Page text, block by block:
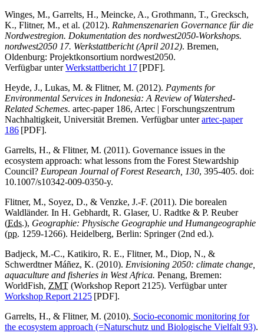
Winges, M., Garrelts, H., Meincke, A., Grothmann, T., Grecksch,
K., Flitner, M., et al. (2012). Rahmenszenarien Governance für die
Nordwestregion. Dokumentation des nordwest2050-Workshops.
nordwest2050 17. Werkstattbericht (April 2012). Bremen,
Oldenburg: Projektkonsortium nordwest2050.
Verfügbar unterWerkstattbericht 17 [PDF].
Heyde, J., Lukas, M. & Flitner, M. (2012). Payments for
Environmental Services in Indonesia: A Review of Watershed-
Related Schemes. artec-paper 186, Artec | Forschungszentrum
Nachhaltigkeit, Universität Bremen. Verfügbar unterartec-paper
186 [PDF].
Garrelts, H., & Flitner, M. (2011). Governance issues in the
ecosystem approach: what lessons from the Forest Stewardship
Council? European Journal of Forest Research, 130, 395-405. doi:
10.1007/s10342-009-0350-y.
Flitner, M., Soyez, D., & Venzke, J.-F. (2011). Die borealen
Waldländer. In H. Gebhardt, R. Glaser, U. Radtke & P. Reuber
(Eds.), Geographie: Physische Geographie und Humangeographie
(pp. 1259-1266). Heidelberg, Berlin: Springer (2nd ed.).
Badjeck, M.-C., Katikiro, R. E., Flitner, M., Diop, N., &
Schwerdtner Máñez, K. (2010). Envisioning 2050: climate change,
aquaculture and fisheries in West Africa. Penang, Bremen:
WorldFish, ZMT (Workshop Report 2125). Verfügbar unter
Workshop Report 2125 [PDF].
Garrelts, H., & Flitner, M. (2010). Socio-economic monitoring for
the ecosystem approach (=Naturschutz und Biologische Vielfalt 93).